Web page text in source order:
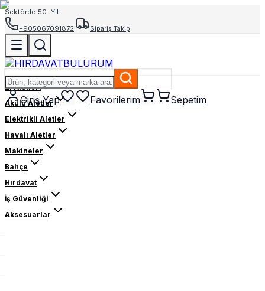
Sektörde 50. YIL
+905067091872
Sipariş Takip
Giriş Yap Favorilerim Sepetim
El Aletleri
Akülü Aletler
Elektrikli Aletler
Havalı Aletler
Makineler
Bahçe
Hırdavat
İş Güvenliği
Aksesuarlar